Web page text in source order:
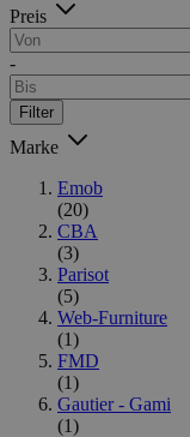
Preis
-
Filter
Marke
Emob
(20)
CBA
(3)
Parisot
(5)
Web-Furniture
(1)
FMD
(1)
Gautier - Gami
(1)